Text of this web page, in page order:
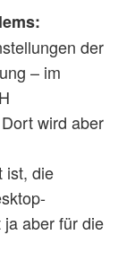
der
– im
wird aber
ist, die
aber für die